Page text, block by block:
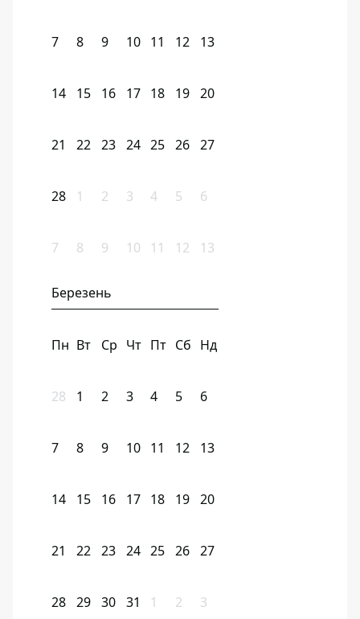
7 8 9 10 11 12 13
14 15 16 17 18 19 20
21 22 23 24 25 26 27
28 1 2 3 4 5 6
7 8 9 10 11 12 13
Березень
Пн Вт Ср Чт Пт Сб Нд
28 1 2 3 4 5 6
7 8 9 10 11 12 13
14 15 16 17 18 19 20
21 22 23 24 25 26 27
28 29 30 31 1 2 3